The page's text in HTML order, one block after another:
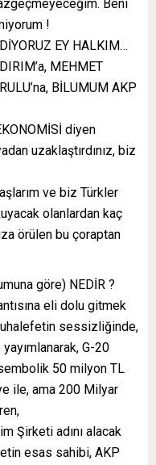
Beni
!
EY HALKIM…
MEHMET
BİLUMUM AKP
diyen
uzaklaştırdınız, biz
ve biz Türkler
olanlardan kaç
örülen bu çoraptan
göre) NEDİR ?
eli dolu gitmek
sessizliğinde,
G-20
50 milyon TL
ile, ama 200 Milyar
Şirketi adını alacak
esas sahibi, AKP